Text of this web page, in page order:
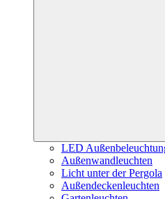
LED
Außenwandleuchten
Licht unter der Pergola
Außendeckenleuchten